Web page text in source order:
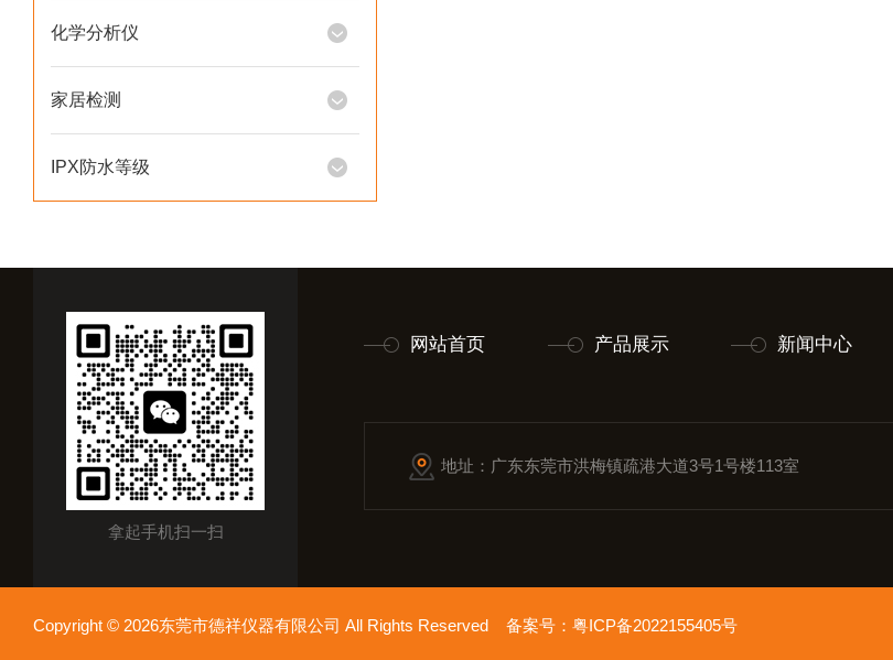
化学分析仪
家居检测
IPX防水等级
拿起手机扫一扫
网站首页 产品展示 新闻中心
地址：广东东莞市洪梅镇疏港大道3号1号楼113室
Copyright © 2026东莞市德祥仪器有限公司 All Rights Reserved 备案号： 粤ICP备2022155405号